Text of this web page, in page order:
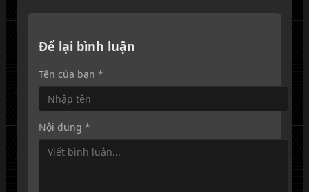
Để lại bình luận
Tên của bạn *
Nội dung *